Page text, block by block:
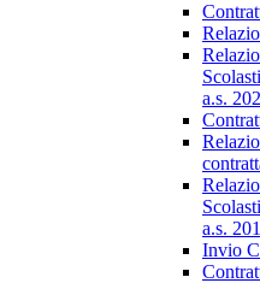
a.s.
a.s.
Invio